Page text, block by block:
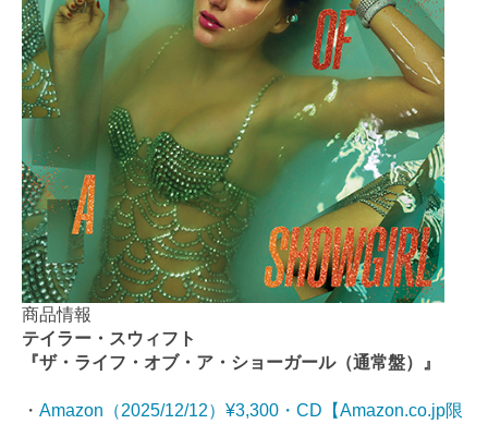
商品情報
テイラー・スウィフト
『ザ・ライフ・オブ・ア・ショーガール（通常盤）』
・ Amazon（2025/12/12）¥3,300・CD【Amazon.co.jp限